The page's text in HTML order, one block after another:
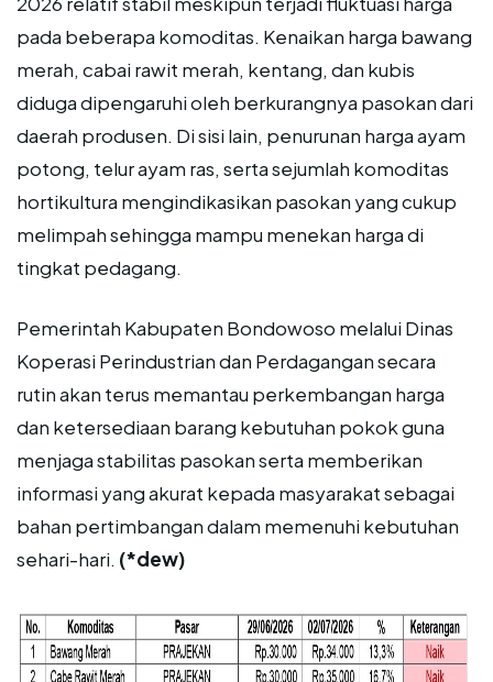
pada beberapa komoditas. Kenaikan harga bawang
merah, cabai rawit merah, kentang, dan kubis
diduga dipengaruhi oleh berkurangnya pasokan dari
daerah produsen. Di sisi lain, penurunan harga ayam
potong, telur ayam ras, serta sejumlah komoditas
hortikultura mengindikasikan pasokan yang cukup
melimpah sehingga mampu menekan harga di
tingkat pedagang.
Pemerintah Kabupaten Bondowoso melalui Dinas
Koperasi Perindustrian dan Perdagangan secara
rutin akan terus memantau perkembangan harga
dan ketersediaan barang kebutuhan pokok guna
menjaga stabilitas pasokan serta memberikan
informasi yang akurat kepada masyarakat sebagai
bahan pertimbangan dalam memenuhi kebutuhan
sehari-hari. (*dew)